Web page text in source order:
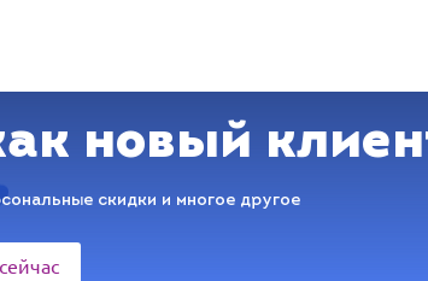
новый
скидки и многое другое